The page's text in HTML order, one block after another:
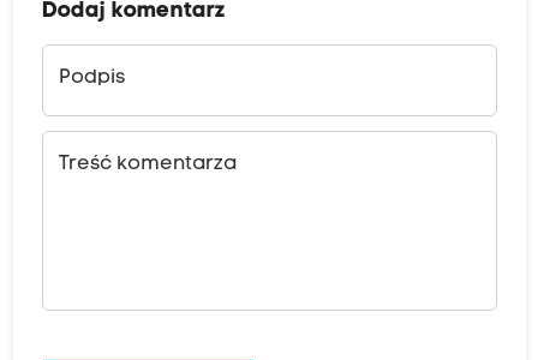
Dodaj komentarz
Podpis
Treść komentarza